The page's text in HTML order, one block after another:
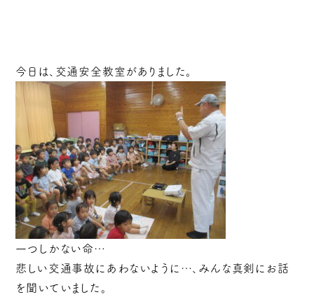
今日は、交通安全教室がありました。
一つしかない命…
悲しい交通事故にあわないように…、みんな真剣にお話
を聞いていました。